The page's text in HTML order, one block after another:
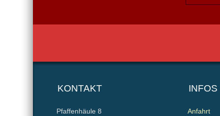
KONTAKT
Pfaffenhäule 8
INFOS
Anfahrt